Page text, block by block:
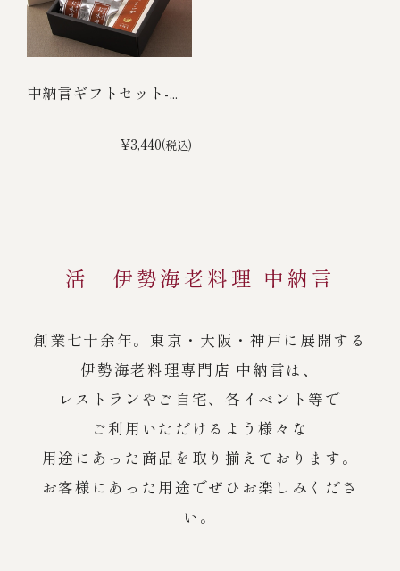
中納言ギフトセット-...
¥3,440(税込)
活 伊勢海老料理 中納言
創業七十余年。東京・大阪・神戸に展開する
伊勢海老料理専門店 中納言は、
レストランやご自宅、各イベント等で
ご利用いただけるよう様々な
用途にあった商品を取り揃えております。
お客様にあった用途でぜひお楽しみくださ
い。